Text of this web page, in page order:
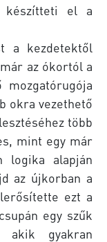
készítteti el a
a kezdetektől
az ókortól a
mozgatórugója
okra vezethető
több
mint egy már
logika alapján
az újkorban a
ezt a
egy szűk
akik gyakran